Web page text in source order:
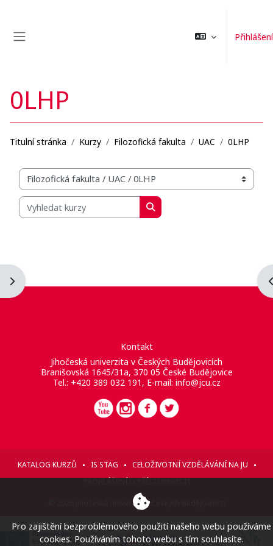
Přihlášení
Otevřít panel bloku
0LHP
Titulní stránka Kurzy Filozofická fakulta UAC 0LHP
Organizační struktura kurzů
Vyhledat kurzy
Vyhledat kurzy
Kontakt
Jihočeská univerzita v Českých Budějovicích
Branišovská 1645/31a, 370 05 České Budějovice
Tel.: +420 389 032 191, E-mail: info@jcu.cz
KATALOG KURZŮ IS STAG
CELOŽIVOTNÍ VZDĚLÁVÁNÍ NA JU
© 2026 Jihočeská univerzita v Českých Budějovicích
Pro zajištění bezproblémového použití našeho webu používáme
cookies. Používáním tohoto webu s tím souhlasíte.